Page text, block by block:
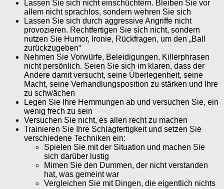
Lassen Sie sich nicht einschüchtern. Bleiben Sie vor
allem nicht sprachlos, sondern wehren Sie sich
Lassen Sie sich durch aggressive Angriffe nicht
provozieren. Rechtfertigen Sie sich nicht, sondern
nutzen Sie Humor, Ironie, Rückfragen, um den „Ball
zurückzugeben“
Nehmen Sie Vorwürfe, Beleidigungen, Killerphrasen
nicht persönlich. Seien Sie sich im klaren, dass der
Andere damit versucht, seine Überlegenheit, seine
Macht, seine Verhandlungsposition zu stärken und Ihre
zu schwächen
Legen Sie Ihre Hemmungen ab und versuchen Sie, ein
wenig frech zu sein
Versuchen Sie nicht, es allen recht zu machen
Trainieren Sie Ihre Schlagfertigkeit und setzen Sie
verschiedene Techniken ein:
Spielen Sie mit der Situation und machen Sie
sich darüber lustig
Mimen Sie den Dummen, der nicht verstanden
hat, was gemeint war
Vergleichen Sie mit Dingen, die eigentlich nichts